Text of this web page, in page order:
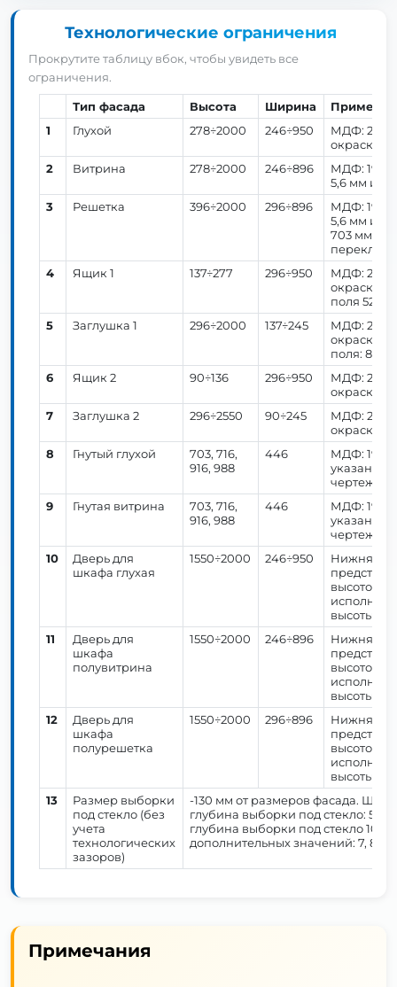
Технологические ограничения
Прокрутите таблицу вбок, чтобы увидеть все
ограничения.
Тип фасада Высота Ширина
1
Глухой 278÷2000 246÷950
МДФ: 20 мм
окраски.
2
Витрина 278÷2000 246÷896
МДФ: 19
5,6 мм или
3
Решетка 396÷2000 296÷896
МДФ: 19
5,6 мм или
703 мм 6
4
Ящик 1 137÷277 296÷950
МДФ: 20 мм
окраски.
поля 52
5
Заглушка 1 296÷2000 137÷245
МДФ: 20 мм
окраски.
поля: 80
6
Ящик 2 90÷136 296÷950
МДФ: 20 мм
окраски.
7
Заглушка 2 296÷2550 90÷245
МДФ: 20 мм
окраски.
8
Гнутый глухой
703, 716,
916, 988
446
МДФ: 19
указано
чертеж.
9
Гнутая витрина
703, 716,
916, 988
446
МДФ: 19
указано
чертеж.
10
Дверь для
шкафа глухая
1550÷2000 246÷950
Нижняя
высотой,
высоты
11
Дверь для
шкафа
полувитрина
1550÷2000 246÷896
Нижняя
высотой,
высоты
12
Дверь для
шкафа
полурешетка
1550÷2000 296÷896
Нижняя
высотой,
высоты
13
Размер выборки
под стекло (без
учета
технологических
зазоров)
-130 мм от размеров фасада.
глубина выборки под стекло:
глубина выборки под стекло 10
дополнительных значений: 7, 8
Примечания